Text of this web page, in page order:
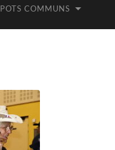
POTS COMMUNS